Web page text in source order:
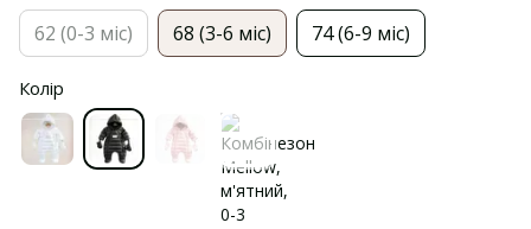
62 (0-3 міс) 68 (3-6 міс) 74 (6-9 міс)
Колір